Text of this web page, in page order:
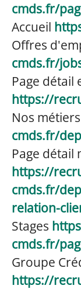
cmds.fr/
Accueil
Offres
cmds.fr/
Page détail
https://
Nos métiers
cmds.fr/
Page détail
https://
cmds.fr/
relation-
Stages
cmds.fr/
Groupe
https://